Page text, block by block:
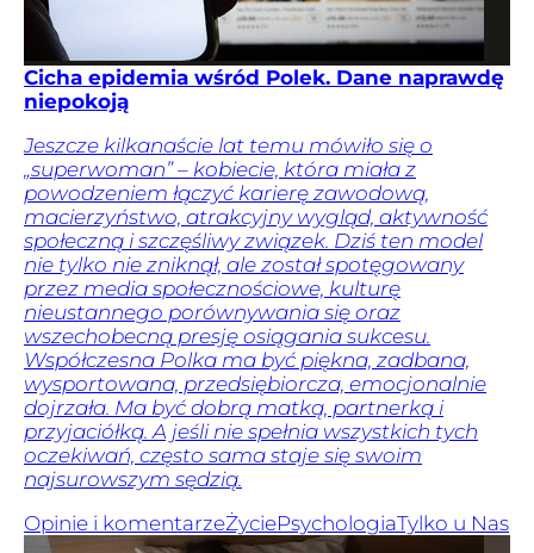
Cicha epidemia wśród Polek. Dane naprawdę
niepokoją
Jeszcze kilkanaście lat temu mówiło się o
„superwoman” – kobiecie, która miała z
powodzeniem łączyć karierę zawodową,
macierzyństwo, atrakcyjny wygląd, aktywność
społeczną i szczęśliwy związek. Dziś ten model
nie tylko nie zniknął, ale został spotęgowany
przez media społecznościowe, kulturę
nieustannego porównywania się oraz
wszechobecną presję osiągania sukcesu.
Współczesna Polka ma być piękna, zadbana,
wysportowana, przedsiębiorcza, emocjonalnie
dojrzała. Ma być dobrą matką, partnerką i
przyjaciółką. A jeśli nie spełnia wszystkich tych
oczekiwań, często sama staje się swoim
najsurowszym sędzią.
Opinie i komentarzeŻyciePsychologiaTylko u Nas